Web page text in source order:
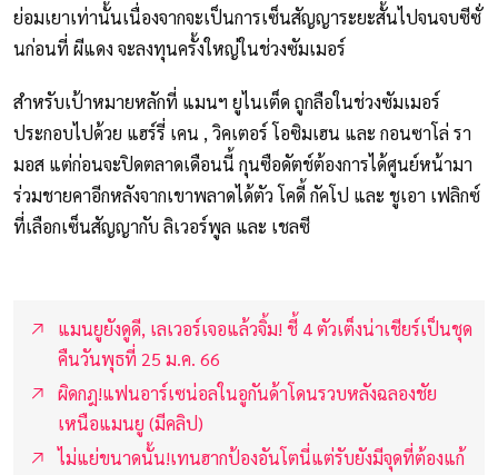
ย่อมเยาเท่านั้นเนื่องจากจะเป็นการเซ็นสัญญาระยะสั้นไปจนจบซีซั่
นก่อนที่ ผีแดง จะลงทุนครั้งใหญ่ในช่วงซัมเมอร์
สำหรับเป้าหมายหลักที่ แมนฯ ยูไนเต็ด ถูกลือในช่วงซัมเมอร์
ประกอบไปด้วย แฮร์รี่ เคน , วิคเตอร์ โอซิมเฮน และ กอนซาโล่ รา
มอส แต่ก่อนจะปิดตลาดเดือนนี้ กุนซือดัตช์ต้องการได้ศูนย์หน้ามา
ร่วมชายคาอีกหลังจากเขาพลาดได้ตัว โคดี้ กัคโป และ ชูเอา เฟลิกซ์
ที่เลือกเซ็นสัญญากับ ลิเวอร์พูล และ เชลซี
แมนยูยังดูดี, เลเวอร์เจอแล้วจิ้ม! ชี้ 4 ตัวเต็งน่าเชียร์เป็นชุด
คืนวันพุธที่ 25 ม.ค. 66
ผิดกฎ!แฟนอาร์เซน่อลในอูกันด้าโดนรวบหลังฉลองชัย
เหนือแมนยู (มีคลิป)
ไม่แย่ขนาดนั้น!เทนฮากป้องอันโตนี่แต่รับยังมีจุดที่ต้องแก้